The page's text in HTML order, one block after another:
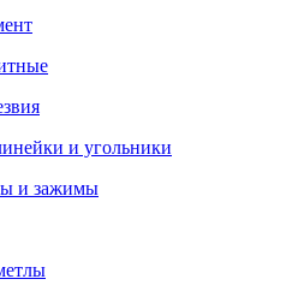
и угольники
и зажимы